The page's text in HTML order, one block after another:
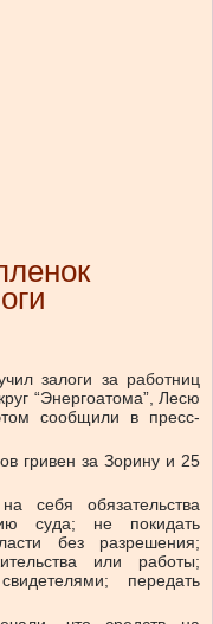
залоги за работниц
“Энергоатома”, Лесю
сообщили в пресс-
гривен за Зорину и 25
себя обязательства
суда; не покидать
без разрешения;
или работы;
передать